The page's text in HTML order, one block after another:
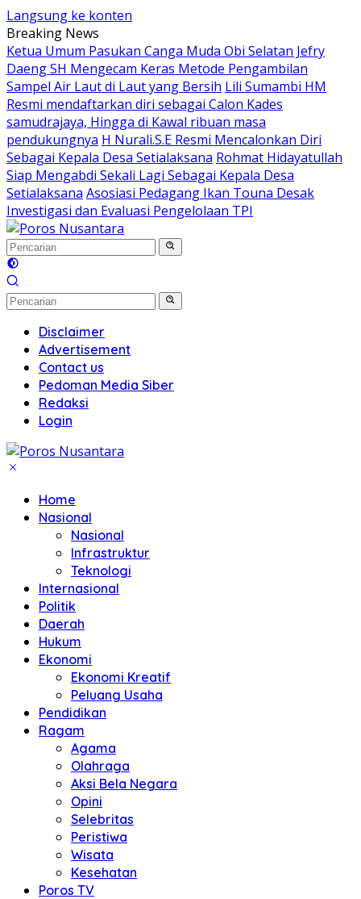
Langsung ke konten
Breaking News
Ketua Umum Pasukan Canga Muda Obi Selatan Jefry
Daeng SH Mengecam Keras Metode Pengambilan
Sampel Air Laut di Laut yang Bersih Lili Sumambi HM
Resmi mendaftarkan diri sebagai Calon Kades
samudrajaya, Hingga di Kawal ribuan masa
pendukungnya H Nurali.S.E Resmi Mencalonkan Diri
Sebagai Kepala Desa Setialaksana Rohmat Hidayatullah
Siap Mengabdi Sekali Lagi Sebagai Kepala Desa
Setialaksana Asosiasi Pedagang Ikan Touna Desak
Investigasi dan Evaluasi Pengelolaan TPI
Disclaimer
Advertisement
Contact us
Pedoman Media Siber
Redaksi
Login
Home
Nasional
Nasional
Infrastruktur
Teknologi
Internasional
Politik
Daerah
Hukum
Ekonomi
Ekonomi Kreatif
Peluang Usaha
Pendidikan
Ragam
Agama
Olahraga
Aksi Bela Negara
Opini
Selebritas
Peristiwa
Wisata
Kesehatan
Poros TV